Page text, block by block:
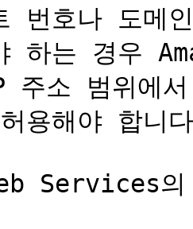
번호나 도
하는 경우
주소 범위에
용해야 합니
Services